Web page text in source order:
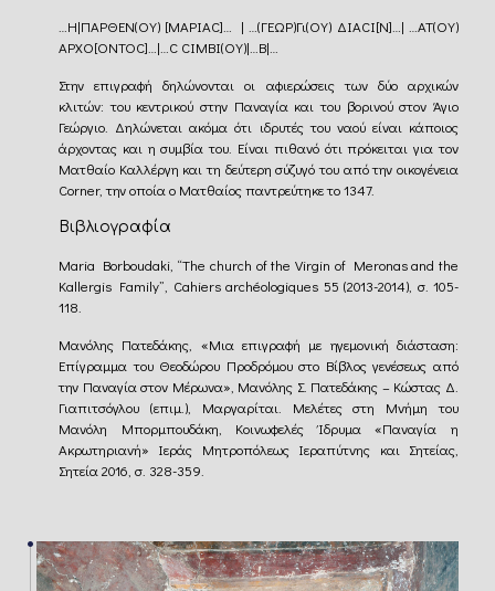
…Η|ΠΑΡΘΕΝ(ΟΥ) [ΜΑΡΙΑC]… | …(ΓΕΩΡ)Γι(ΟΥ) ΔΙΑCI[Ν]…| …ΑΤ(ΟΥ)
ΑΡΧΟ[ΟΝΤΟC]…|…C CIMBI(OY)|…Β|…
Στην επιγραφή δηλώνονται οι αφιερώσεις των δύο αρχικών
κλιτών: του κεντρικού στην Παναγία και του βορινού στον Άγιο
Γεώργιο. Δηλώνεται ακόμα ότι ιδρυτές του ναού είναι κάποιος
άρχοντας και η συμβία του. Είναι πιθανό ότι πρόκειται για τον
Ματθαίο Καλλέργη και τη δεύτερη σύζυγό του από την οικογένεια
Corner, την οποία ο Ματθαίος παντρεύτηκε το 1347.
Βιβλιογραφία
Maria Borboudaki, “The church of the Virgin of Meronas and the
Kallergis Family”, Cahiers archéologiques 55 (2013-2014), σ. 105-
118.
Μανόλης Πατεδάκης, «Μια επιγραφή με ηγεμονική διάσταση:
Επίγραμμα του Θεοδώρου Προδρόμου στο Βίβλος γενέσεως από
την Παναγία στον Μέρωνα», Μανόλης Σ. Πατεδάκης – Κώστας Δ.
Γιαπιτσόγλου (επιμ.), Μαργαρίται. Μελέτες στη Μνήμη του
Μανόλη Μπορμπουδάκη, Κοινωφελές Ίδρυμα «Παναγία η
Ακρωτηριανή» Ιεράς Μητροπόλεως Ιεραπύτνης και Σητείας,
Σητεία 2016, σ. 328-359.